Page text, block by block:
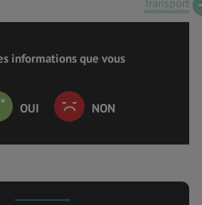
Transport
informations que vous
OUI NON